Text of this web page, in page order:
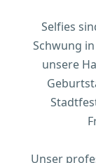
Selfies
Schwung
unsere
Unser